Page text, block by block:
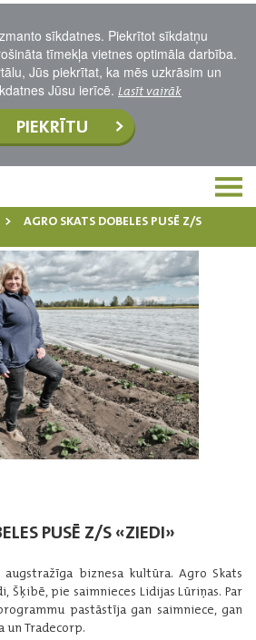
sīkdatnes. Piekrītot sīkdatņu
tīmekļa vietnes optimāla darbība.
Jūs piekrītat, ka mēs uzkrāsim un
Jūsu ierīcē. Lasīt vairāk
PIEKRĪTU
AGRO SKATS DOBELES PUSĒ Z/S
PUSĒ Z/S «ZIEDI»
biznesa kultūra. Agro Skats
Šķibē, pie saimnieces Lidijas Lūriņas. Par
pastāstīja gan saimniece, gan
un Tradecorp.